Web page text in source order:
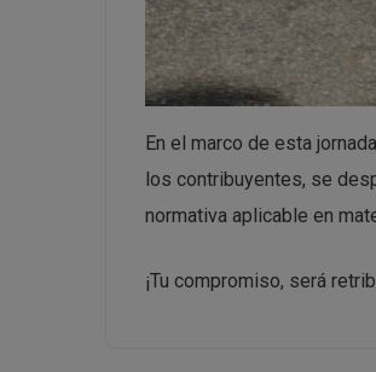
En el marco de esta
los contribuyentes, se
normativa aplicable en
¡Tu compromiso, será